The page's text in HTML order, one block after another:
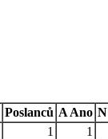
Poslanců A Ano N
1
1